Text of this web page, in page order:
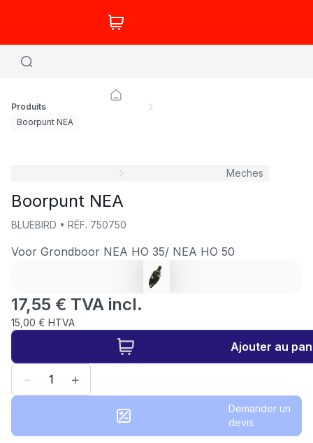
Produits
Boorpunt NEA
Meches
Boorpunt NEA
BLUEBIRD • RÉF. 750750
Voor Grondboor NEA HO 35/ NEA HO 50
17,55 € TVA incl.
15,00 € HTVA
Ajouter au
- +
Demander un
devis